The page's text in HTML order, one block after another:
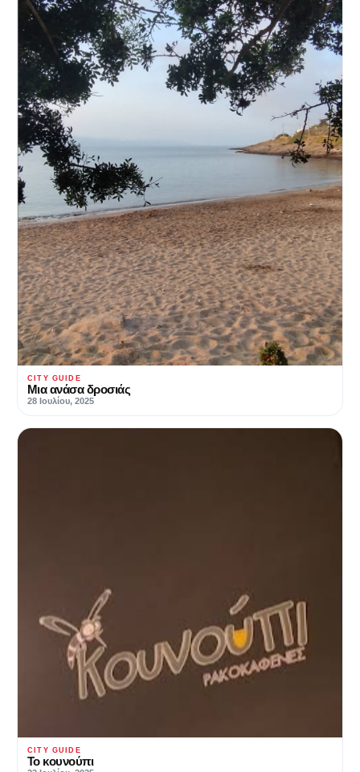
CITY GUIDE
Μια ανάσα δροσιάς
28 Ιουλίου, 2025
CITY GUIDE
Το κουνούπι